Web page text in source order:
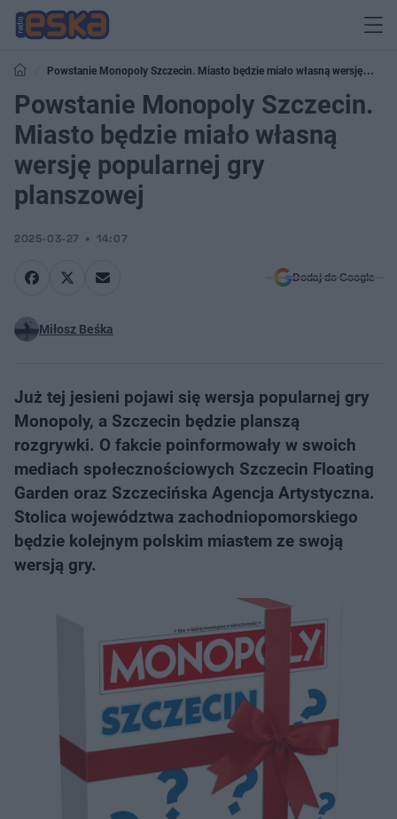
Powstanie Monopoly Szczecin. Miasto będzie miało własną wersję
popularnej gry planszowej
Powstanie Monopoly Szczecin.
Miasto będzie miało własną
wersję popularnej gry
planszowej
2025-03-27 14:07
Dodaj do Google
Miłosz Beśka
Już tej jesieni pojawi się wersja popularnej gry
Monopoly, a Szczecin będzie planszą
rozgrywki. O fakcie poinformowały w swoich
mediach społecznościowych Szczecin Floating
Garden oraz Szczecińska Agencja Artystyczna.
Stolica województwa zachodniopomorskiego
będzie kolejnym polskim miastem ze swoją
wersją gry.